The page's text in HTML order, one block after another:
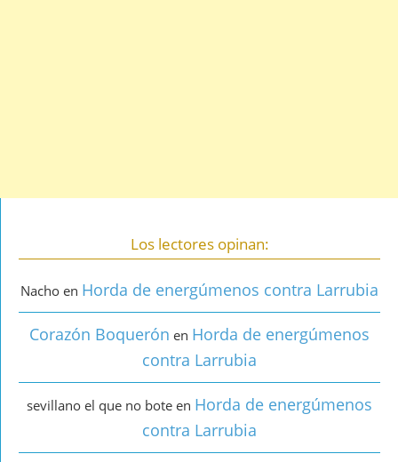
Los lectores opinan:
Nacho en Horda de energúmenos contra Larrubia
Corazón Boquerón en Horda de energúmenos
contra Larrubia
sevillano el que no bote en Horda de energúmenos
contra Larrubia